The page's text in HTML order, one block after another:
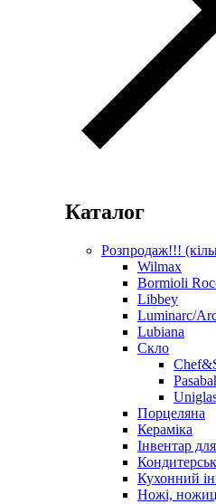
Каталог
Розпродаж!!!
Wilmax
Bormioli
Libbey
Luminarc/
Lubiana
Скло
Порцеляна
Кераміка
Інвентар
Кухонний
Ножі,